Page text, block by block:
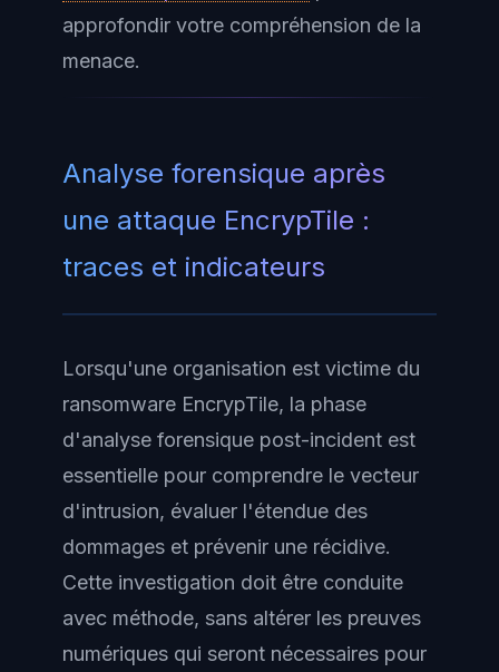
approfondir votre compréhension de la
menace.
Analyse forensique après
une attaque EncrypTile :
traces et indicateurs
Lorsqu'une organisation est victime du
ransomware EncrypTile, la phase
d'analyse forensique post-incident est
essentielle pour comprendre le vecteur
d'intrusion, évaluer l'étendue des
dommages et prévenir une récidive.
Cette investigation doit être conduite
avec méthode, sans altérer les preuves
numériques qui seront nécessaires pour